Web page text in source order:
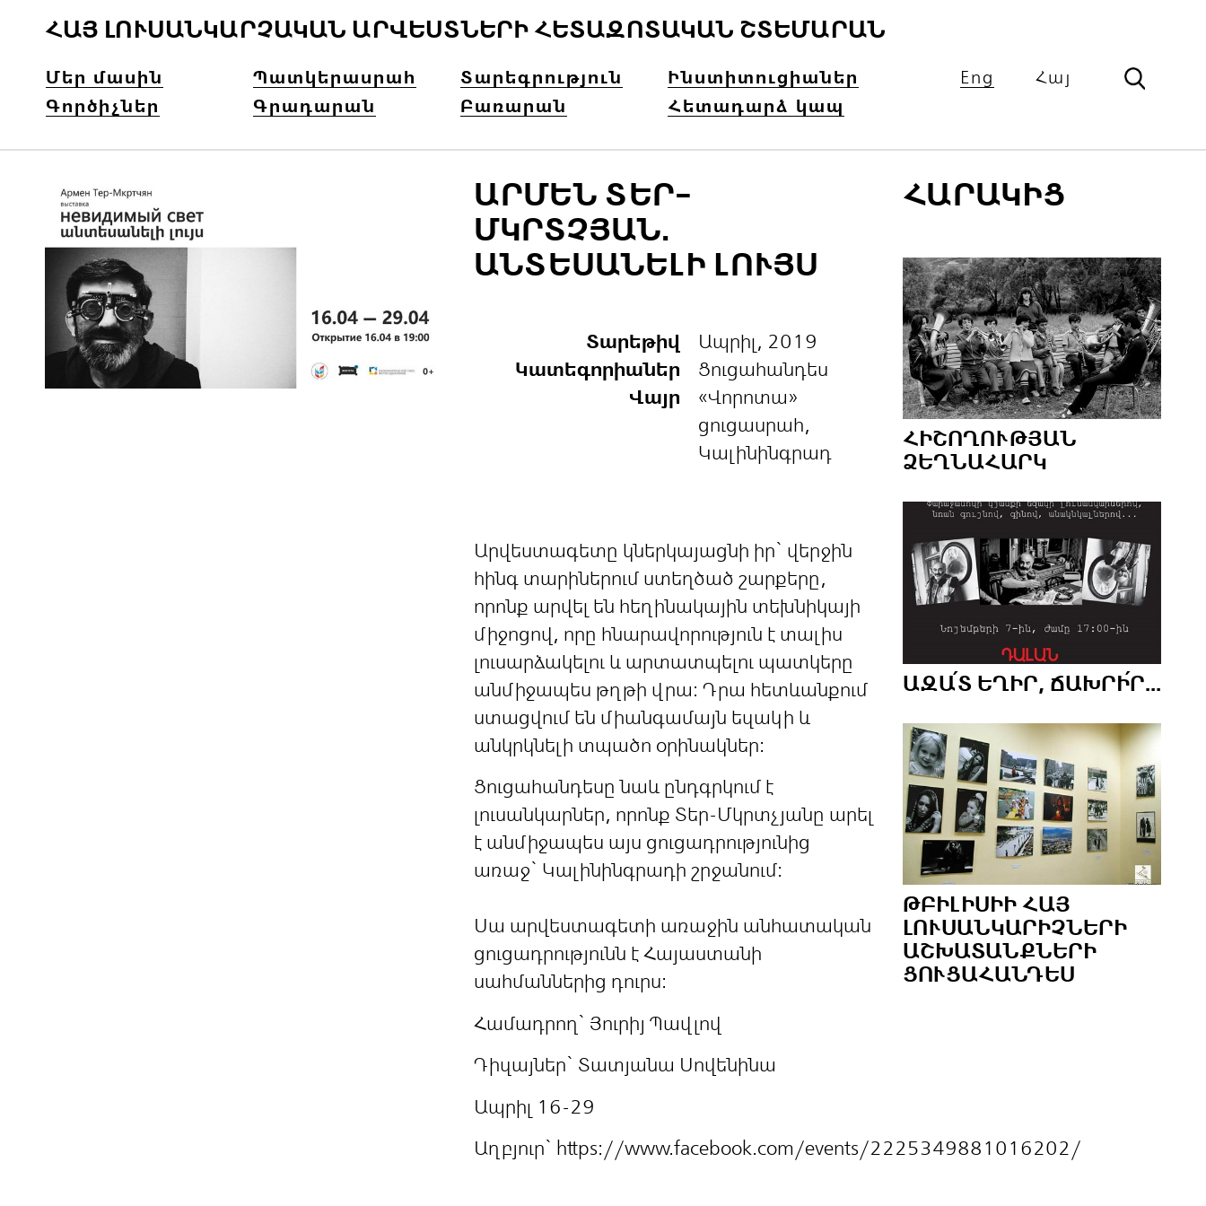
ՀԱՅ ԼՈՒՍԱՆԿԱՐՉԱԿԱՆ ԱՐՎԵՍՏՆԵՐԻ ՀԵՏԱԶՈՏԱԿԱՆ ՇՏԵՄԱՐԱՆ
Մեր մասին Պատկերասրահ Տարեգրություն
Ինստիտուցիաներ
Գործիչներ
Գրադարան Բառարան Հետադարձ կապ
Eng Հայ
ԱՐՄԵՆ ՏԵՐ-
ՄԿՐՏՉՅԱՆ.
ԱՆՏԵՍԱՆԵԼԻ ԼՈՒՅՍ
Տարեթիվ
Ապրիլ, 2019
Կատեգորիաներ
Ցուցահանդես
Վայր
«Վորոտա»
ցուցասրահ,
Կալինինգրադ
Արվեստագետը կներկայացնի իր` վերջին
հինգ տարիներում ստեղծած շարքերը,
որոնք արվել են հեղինակային տեխնիկայի
միջոցով, որը հնարավորություն է տալիս
լուսարձակելու և արտատպելու պատկերը
անմիջապես թղթի վրա։ Դրա հետևանքում
ստացվում են միանգամայն եզակի և
անկրկնելի տպածո օրինակներ։
Ցուցահանդեսը նաև ընդգրկում է
լուսանկարներ, որոնք Տեր-Մկրտչյանը արել
է անմիջապես այս ցուցադրությունից
առաջ` Կալինինգրադի շրջանում։
Սա արվեստագետի առաջին անհատական
ցուցադրությունն է Հայաստանի
սահմաններից դուրս։
Համադրող` Յուրիյ Պավլով
Դիզայներ` Տատյանա Սովենինա
Ապրիլ 16-29
Աղբյուր` https://www.facebook.com/events/2225349881016202/
ՀԱՐԱԿԻՑ
ՀԻՇՈՂՈՒԹՅԱՆ
ՁԵՂՆԱՀԱՐԿ
ԱԶԱ՛Տ ԵՂԻՐ, ՃԱԽՐԻ՛Ր...
ԹԲԻԼԻՍԻԻ ՀԱՅ
ԼՈՒՍԱՆԿԱՐԻՉՆԵՐԻ
ԱՇԽԱՏԱՆՔՆԵՐԻ
ՑՈՒՑԱՀԱՆԴԵՍ